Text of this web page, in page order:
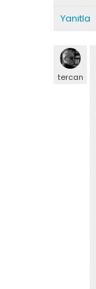
Yanıtla
tercan